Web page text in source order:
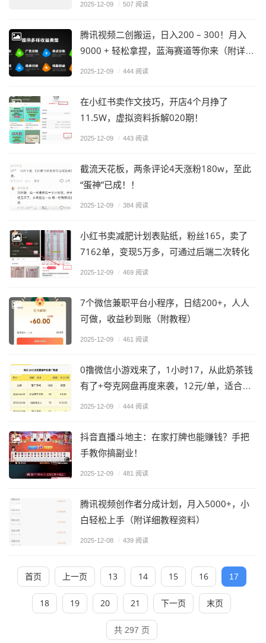
2025-12-09 / 507 阅读
腾讯视频二创搬运，日入200 – 300！月入
9000 + 轻松拿捏，蓝海赛道等你来（附详细
教程）
2025-12-09 / 444 阅读
在小红书卖作文技巧，开店4个月挣了
11.5W，虚拟资料拆解020期！
2025-12-09 / 443 阅读
截流天花板，两条评论4天涨粉180w，至此
“蛋神”已成！！
2025-12-09 / 384 阅读
小红书卖减肥计划表贴纸，粉丝165，卖了
7162单，变现5万多，可通过后端二次转化
2025-12-09 / 469 阅读
7个微信兼职平台小程序，日结200+，人人
可做，收益秒到账（附教程）
2025-12-09 / 461 阅读
0撸微信小游戏来了，1小时17，从此奶茶钱
有了+夸克网盘再度来袭，12元/单，适合全
平台+游戏试玩，通过一关收入0.5-1米
2025-12-09 / 444 阅读
抖音直播斗地主：在家打牌也能赚钱？手把
手教你搞副业！​
2025-12-09 / 481 阅读
腾讯视频创作者分成计划，月入5000+，小
白轻松上手（附详细教程资料）
2025-12-08 / 439 阅读
首页 上一页 13 14 15 16 17
18 19 20 21 下一页 末页
共 297 页